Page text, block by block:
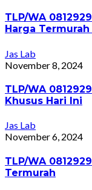
TLP/WA
Harga
Jas Lab
November 8, 2024
TLP/WA
Khusus Hari Ini
Jas Lab
November 6, 2024
TLP/WA
Termurah